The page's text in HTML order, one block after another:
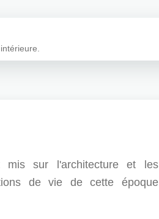
mis sur l'architecture et les
de vie de cette époque